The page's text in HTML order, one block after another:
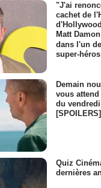
"J'ai
cachet de
Matt
dans l'un
super-
Demain
vous
du
[SPOILERS]
Quiz
dernières